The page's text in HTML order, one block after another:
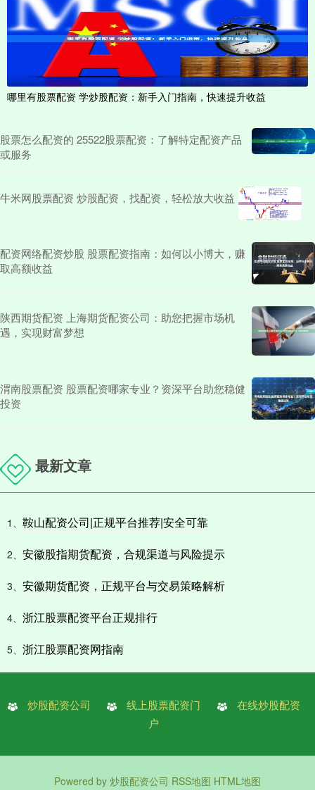
哪里有股票配资 学炒股配资：新手入门指南，快速提升收益
股票怎么配资的 25522股票配资：了解特定配资产品
或服务
牛米网股票配资 炒股配资，找配资，轻松放大收益
配资网络配资炒股 股票配资指南：如何以小博大，赚
取高额收益
陕西期货配资 上海期货配资公司：助您把握市场机
遇，实现财富梦想
渭南股票配资 股票配资哪家专业？资深平台助您稳健
投资
最新文章
1、 鞍山配资公司|正规平台推荐|安全可靠
2、 安徽股指期货配资，合规渠道与风险提示
3、 安徽期货配资，正规平台与交易策略解析
4、 浙江股票配资平台正规排行
5、 浙江股票配资网指南
炒股配资公司
线上股票配资门
户
在线炒股配资
Powered by 炒股配资公司 RSS地图 HTML地图